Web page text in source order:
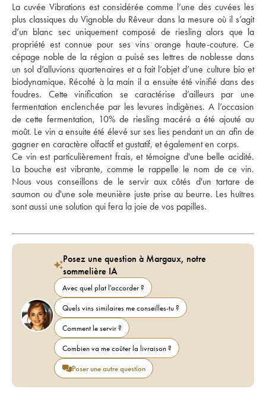
La cuvée Vibrations est considérée comme l’une des cuvées les
plus classiques du Vignoble du Rêveur dans la mesure où il s’agit
d’un blanc sec uniquement composé de riesling alors que la
propriété est connue pour ses vins orange haute-couture. Ce
cépage noble de la région a puisé ses lettres de noblesse dans
un sol d’alluvions quartenaires et a fait l’objet d’une culture bio et
biodynamique. Récolté à la main il a ensuite été vinifié dans des
foudres. Cette vinification se caractérise d’ailleurs par une
fermentation enclenchée par les levures indigènes. A l’occasion
de cette fermentation, 10% de riesling macéré a été ajouté au
moût. Le vin a ensuite été élevé sur ses lies pendant un an afin de
gagner en caractère olfactif et gustatif, et également en corps.
Ce vin est particulièrement frais, et témoigne d'une belle acidité.
La bouche est vibrante, comme le rappelle le nom de ce vin.
Nous vous conseillons de le servir aux côtés d'un tartare de
saumon ou d'une sole meunière juste prise au beurre. Les huîtres
Posez une question à Margaux, notre
sommelière IA
Avec quel plat l'accorder ?
Quels vins similaires me conseilles-tu ?
Comment le servir ?
Combien va me coûter la livraison ?
Poser une autre question